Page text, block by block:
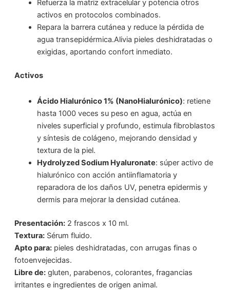
Refuerza la matriz extracelular y potencia otros
activos en protocolos combinados.
Repara la barrera cutánea y reduce la pérdida de
agua transepidérmica.Alivia pieles deshidratadas o
exigidas, aportando confort inmediato.
Activos
Ácido Hialurónico 1% (NanoHialurónico): retiene
hasta 1000 veces su peso en agua, actúa en
niveles superficial y profundo, estimula fibroblastos
y síntesis de colágeno, mejorando densidad y
textura de la piel.
Hydrolyzed Sodium Hyaluronate: súper activo de
hialurónico con acción antiinflamatoria y
reparadora de los daños UV, penetra epidermis y
dermis para mejorar la densidad cutánea.
Presentación:2 frascos x 10 ml.
Textura:Sérum fluido.
Apto para:pieles deshidratadas, con arrugas finas o
fotoenvejecidas.
Libre de:gluten, parabenos, colorantes, fragancias
irritantes e ingredientes de origen animal.